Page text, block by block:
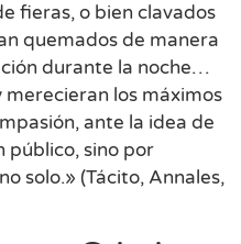
fieras, o bien clavados
quemados de manera
durante la noche…
los máximos
ante la idea de
público, sino por
solo.» (Tácito, Annales,